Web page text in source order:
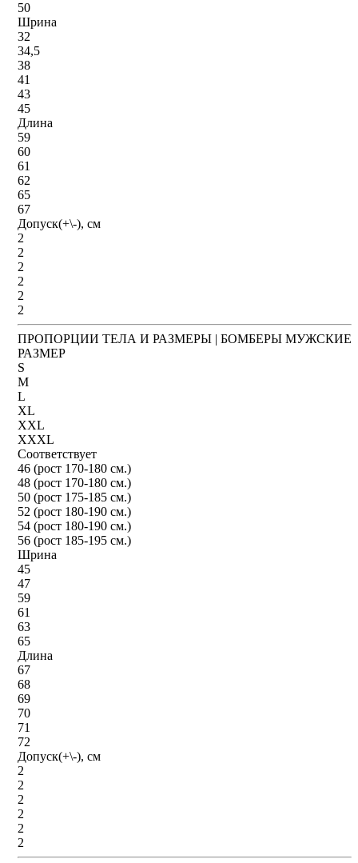
50
Шрина
32
34,5
38
41
43
45
Длина
59
60
61
62
65
67
Допуск(+\-), см
2
2
2
2
2
2
ПРОПОРЦИИ ТЕЛА И РАЗМЕРЫ | БОМБЕРЫ МУЖСКИЕ
РАЗМЕР
S
M
L
XL
XXL
XXXL
Соответствует
46 (рост 170-180 см.)
48 (рост 170-180 см.)
50 (рост 175-185 см.)
52 (рост 180-190 см.)
54 (рост 180-190 см.)
56 (рост 185-195 см.)
Шрина
45
47
59
61
63
65
Длина
67
68
69
70
71
72
Допуск(+\-), см
2
2
2
2
2
2